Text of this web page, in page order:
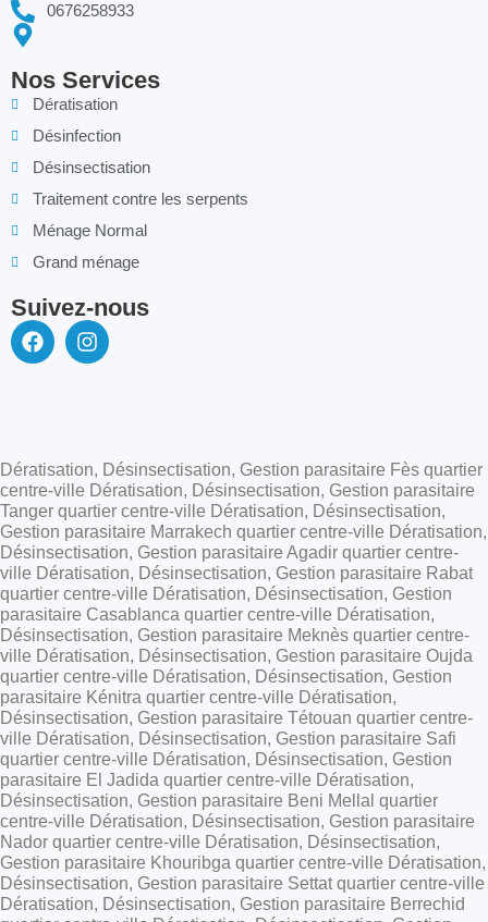
0676258933
Nos Services
Dératisation
Désinfection
Désinsectisation
Traitement contre les serpents
Ménage Normal
Grand ménage
Suivez-nous
Dératisation, Désinsectisation, Gestion parasitaire Fès quartier
centre-ville Dératisation, Désinsectisation, Gestion parasitaire
Tanger quartier centre-ville Dératisation, Désinsectisation,
Gestion parasitaire Marrakech quartier centre-ville Dératisation,
Désinsectisation, Gestion parasitaire Agadir quartier centre-
ville Dératisation, Désinsectisation, Gestion parasitaire Rabat
quartier centre-ville Dératisation, Désinsectisation, Gestion
parasitaire Casablanca quartier centre-ville Dératisation,
Désinsectisation, Gestion parasitaire Meknès quartier centre-
ville Dératisation, Désinsectisation, Gestion parasitaire Oujda
quartier centre-ville Dératisation, Désinsectisation, Gestion
parasitaire Kénitra quartier centre-ville Dératisation,
Désinsectisation, Gestion parasitaire Tétouan quartier centre-
ville Dératisation, Désinsectisation, Gestion parasitaire Safi
quartier centre-ville Dératisation, Désinsectisation, Gestion
parasitaire El Jadida quartier centre-ville Dératisation,
Désinsectisation, Gestion parasitaire Beni Mellal quartier
centre-ville Dératisation, Désinsectisation, Gestion parasitaire
Nador quartier centre-ville Dératisation, Désinsectisation,
Gestion parasitaire Khouribga quartier centre-ville Dératisation,
Désinsectisation, Gestion parasitaire Settat quartier centre-ville
Dératisation, Désinsectisation, Gestion parasitaire Berrechid